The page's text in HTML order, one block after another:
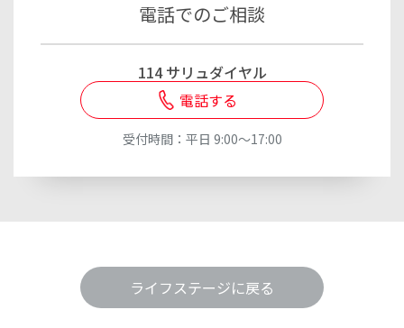
人生の3大資金について
確認しておきましょう
小数点第1位以下を四捨五入しています。
資産づくりをサポートする
商品・サービス
時間を味方につける！
非課税で コツコツ積み立て
電話でのご相談
114 サリュダイヤル
電話する
受付時間：平日 9:00～17:00
ライフステージに戻る